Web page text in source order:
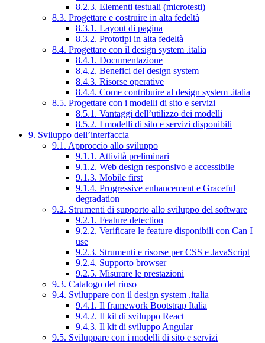
8.2.3. Elementi testuali (microtesti)
8.3. Progettare e costruire in alta fedeltà
8.3.1. Layout di pagina
8.3.2. Prototipi in alta fedeltà
8.4. Progettare con il design system .italia
8.4.1. Documentazione
8.4.2. Benefici del design system
8.4.3. Risorse operative
8.4.4. Come contribuire al design system .italia
8.5. Progettare con i modelli di sito e servizi
8.5.1. Vantaggi dell’utilizzo dei modelli
8.5.2. I modelli di sito e servizi disponibili
9. Sviluppo dell’interfaccia
9.1. Approccio allo sviluppo
9.1.1. Attività preliminari
9.1.2. Web design responsivo e accessibile
9.1.3. Mobile first
9.1.4. Progressive enhancement e Graceful
degradation
9.2. Strumenti di supporto allo sviluppo del software
9.2.1. Feature detection
9.2.2. Verificare le feature disponibili con Can I
use
9.2.3. Strumenti e risorse per CSS e JavaScript
9.2.4. Supporto browser
9.2.5. Misurare le prestazioni
9.3. Catalogo del riuso
9.4. Sviluppare con il design system .italia
9.4.1. Il framework Bootstrap Italia
9.4.2. Il kit di sviluppo React
9.4.3. Il kit di sviluppo Angular
9.5. Sviluppare con i modelli di sito e servizi